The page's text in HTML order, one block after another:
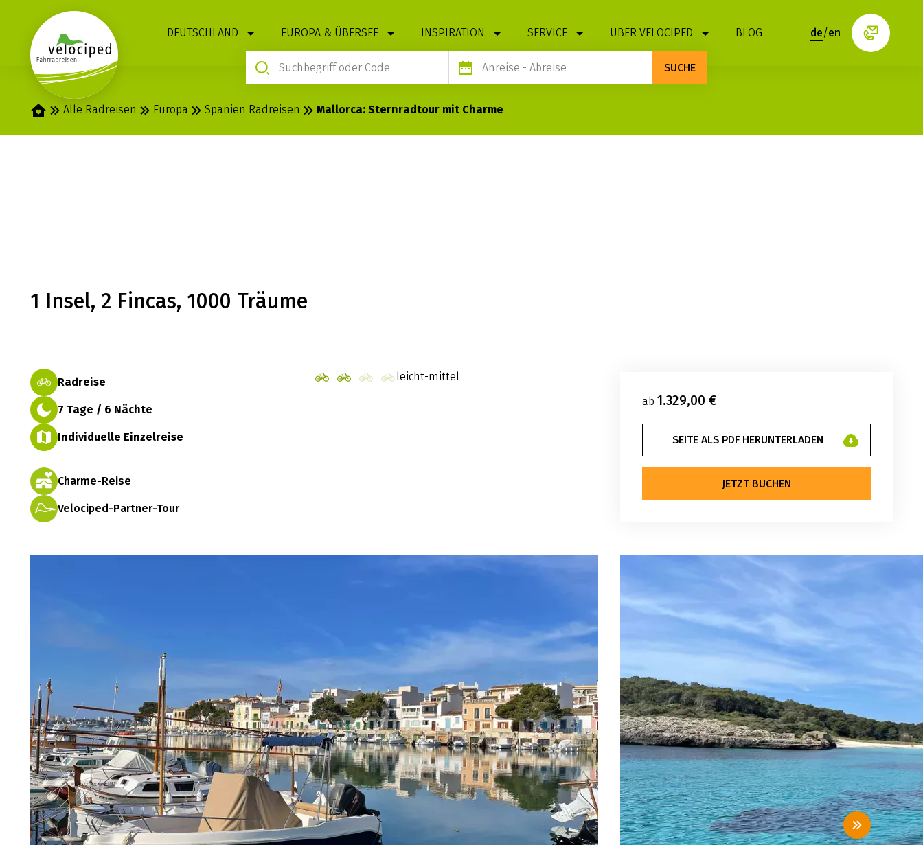
DEUTSCHLAND EUROPA & ÜBERSEE INSPIRATION SERVICE ÜBER VELOCIPED BLOG
Anreise - Abreise SUCHE
de/en
StartseiteAlle Radreisen Europa Spanien Radreisen Mallorca: Sternradtour mit Charme
1 Insel, 2 Fincas, 1000 Träume
Radreise
7 Tage / 6 Nächte
Individuelle Einzelreise
Charme-Reise
Velociped-Partner-Tour
leicht-mittel
ab 1.329,00 €
SEITE ALS PDF HERUNTERLADEN
JETZT BUCHEN